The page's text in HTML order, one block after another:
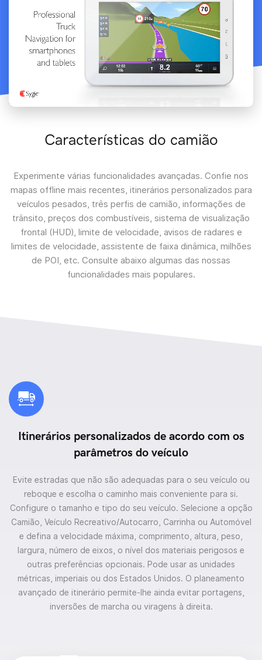
Características do camião
Experimente várias funcionalidades avançadas. Confie nos
mapas offline mais recentes, itinerários personalizados para
veículos pesados, três perfis de camião, informações de
trânsito, preços dos combustíveis, sistema de visualização
frontal (HUD), limite de velocidade, avisos de radares e
limites de velocidade, assistente de faixa dinâmica, milhões
de POI, etc. Consulte abaixo algumas das nossas
funcionalidades mais populares.
Itinerários personalizados de acordo com os
parâmetros do veículo
Evite estradas que não são adequadas para o seu veículo ou
reboque e escolha o caminho mais conveniente para si.
Configure o tamanho e tipo do seu veículo. Selecione a opção
Camião, Veículo Recreativo/Autocarro, Carrinha ou Automóvel
e defina a velocidade máxima, comprimento, altura, peso,
largura, número de eixos, o nível dos materiais perigosos e
outras preferências opcionais. Pode usar as unidades
métricas, imperiais ou dos Estados Unidos. O planeamento
avançado de itinerário permite-lhe ainda evitar portagens,
inversões de marcha ou viragens à direita.